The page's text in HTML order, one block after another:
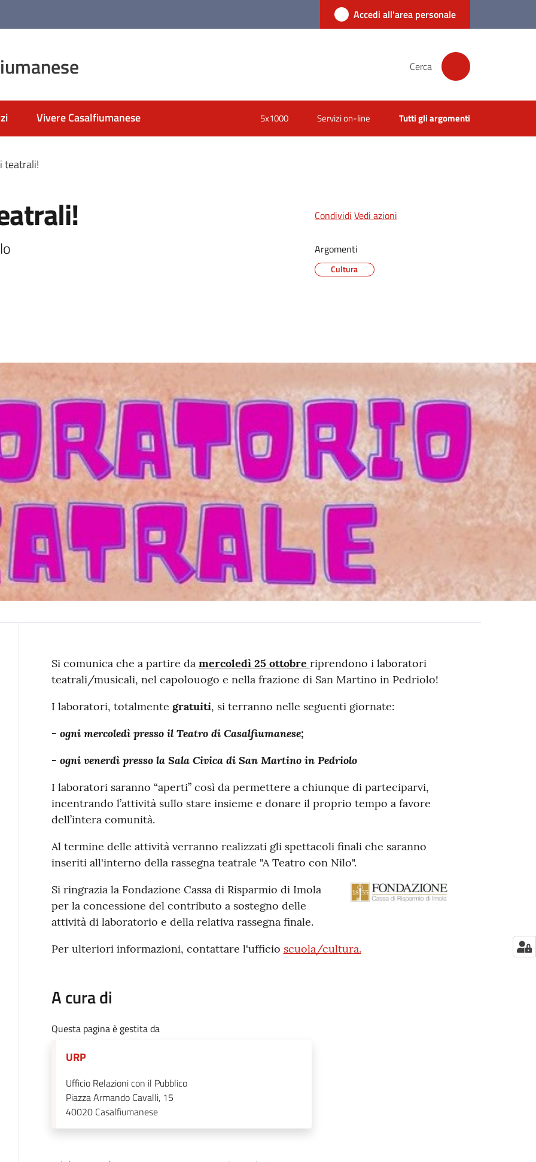
Accedi all'area personale
Cerca
Vivere Casalfiumanese 5x1000 Servizi on-line Tutti gli argomenti
teatrali!
Condividi Vedi azioni
Argomenti
Cultura
Contenuto
Si comunica che a partire da mercoledì 25 ottobre riprendono i laboratori
teatrali/musicali, nel capolouogo e nella frazione di San Martino in Pedriolo!
I laboratori, totalmente gratuiti, si terranno nelle seguenti giornate:
- ogni mercoledì presso il Teatro di Casalfiumanese;
- ogni venerdì presso la Sala Civica di San Martino in Pedriolo
I laboratori saranno “aperti” così da permettere a chiunque di parteciparvi,
incentrando l’attività sullo stare insieme e donare il proprio tempo a favore
dell’intera comunità.
Al termine delle attività verranno realizzati gli spettacoli finali che saranno
inseriti all'interno della rassegna teatrale "A Teatro con Nilo".
Si ringrazia la Fondazione Cassa di Risparmio di Imola
per la concessione del contributo a sostegno delle
attività di laboratorio e della relativa rassegna finale.
Per ulteriori informazioni, contattare l'ufficio scuola/cultura.
A cura di
Questa pagina è gestita da
URP
Ufficio Relazioni con il Pubblico
Piazza Armando Cavalli, 15
40020 Casalfiumanese